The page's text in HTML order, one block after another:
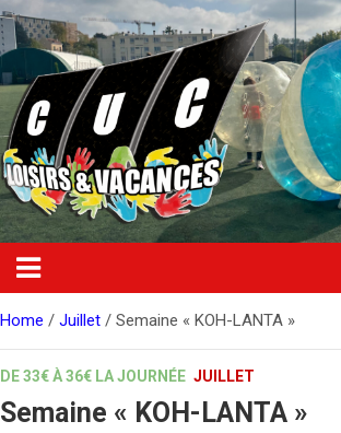
Skip
to
content
Home Juillet Semaine « KOH-LANTA »
DE 33€ À 36€ LA JOURNÉE JUILLET
Semaine « KOH-LANTA »